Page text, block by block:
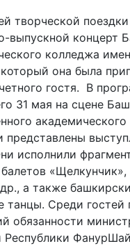
творческой
выпускной концерт
колледжа
она была
гостя. В
31 мая на сцене
представлены
исполнили
«Щелкунчик»,
а также
танцы. Среди гостей
обязанности